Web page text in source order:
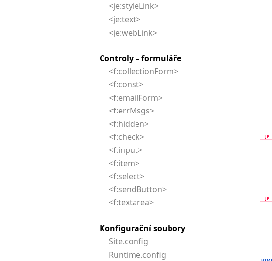
<je:styleLink>
<je:text>
<je:webLink>
Controly – formuláře
<f:collectionForm>
<f:const>
<f:emailForm>
<f:errMsgs>
<f:hidden>
<f:check>
<f:input>
<f:item>
<f:select>
<f:sendButton>
<f:textarea>
Konfigurační soubory
Site.config
Runtime.config